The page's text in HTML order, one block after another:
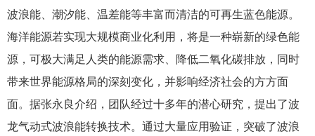
波浪能、潮汐能、温差能等丰富而清洁的可再生蓝色能源。
海洋能源若实现大规模商业化利用，将是一种崭新的绿色能
源，可极大满足人类的能源需求、降低二氧化碳排放，同时
带来世界能源格局的深刻变化，并影响经济社会的方方面
面。据张永良介绍，团队经过十多年的潜心研究，提出了波
龙气动式波浪能转换技术。通过大量应用验证，突破了波浪